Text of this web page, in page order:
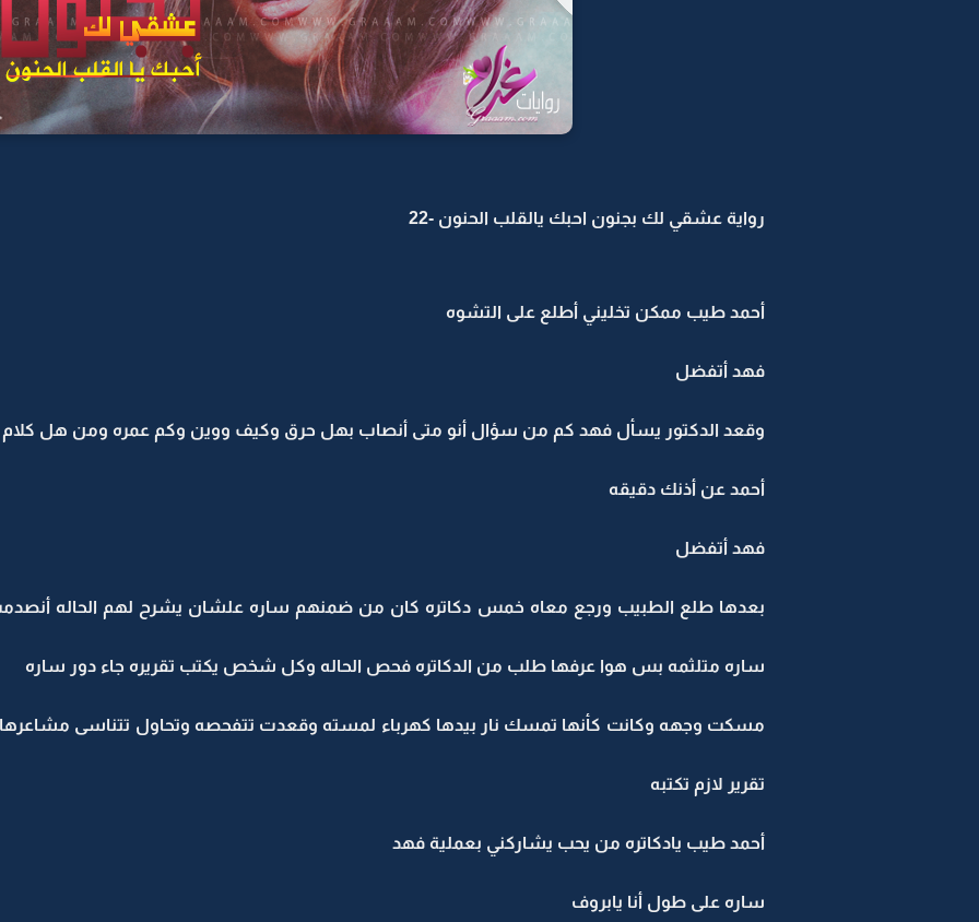
رواية عشقي لك بجنون احبك يالقلب الحنون -22
أحمد طيب ممكن تخليني أطلع على التشوه
فهد أتفضل
وقعد الدكتور يسأل فهد كم من سؤال أنو متى أنصاب بهل حرق وكيف ووين وكم عمره ومن هل كلام
أحمد عن أذنك دقيقه
فهد أتفضل
بعدها طلع الطبيب ورجع معاه خمس دكاتره كان من ضمنهم ساره علشان يشرح لهم الحاله
ساره متلثمه بس هوا عرفها طلب من الدكاتره فحص الحاله وكل شخص يكتب تقريره جاء دور ساره
مسكت وجهه وكانت كأنها تمسك نار بيدها كهرباء لمسته وقعدت تتفحصه وتحاول تتناسى
تقرير لازم تكتبه
أحمد طيب يادكاتره من يحب يشاركني بعملية فهد
ساره على طول أنا يابروف